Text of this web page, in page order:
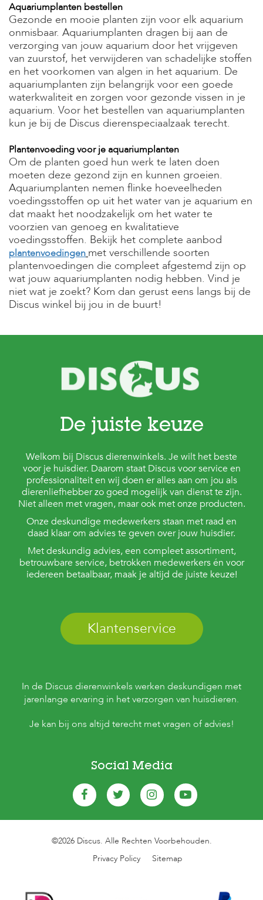
B
l
o
g
W
i
n
k
e
l
W
e
b
s
h
o
p
K
l
a
n
t
e
n
Aquariumplanten bestellen
Gezonde en mooie planten zijn voor elk aquarium
onmisbaar. Aquariumplanten dragen bij aan de
verzorging van jouw aquarium door het vrijgeven
van zuurstof, het verwijderen van schadelijke stoffen
en het voorkomen van algen in het aquarium. De
aquariumplanten zijn belangrijk voor een goede
waterkwaliteit en zorgen voor gezonde vissen in je
aquarium. Voor het bestellen van aquariumplanten
kun je bij de Discus dierenspeciaalzaak terecht.
Plantenvoeding voor je aquariumplanten
Om de planten goed hun werk te laten doen
moeten deze gezond zijn en kunnen groeien.
Aquariumplanten nemen flinke hoeveelheden
voedingsstoffen op uit het water van je aquarium en
dat maakt het noodzakelijk om het water te
voorzien van genoeg en kwalitatieve
voedingsstoffen. Bekijk het complete aanbod
plantenvoedingen met verschillende soorten
plantenvoedingen die compleet afgestemd zijn op
wat jouw aquariumplanten nodig hebben. Vind je
niet wat je zoekt? Kom dan gerust eens langs bij de
Discus winkel bij jou in de buurt!
De juiste keuze
Welkom bij Discus dierenwinkels. Je wilt het beste
voor je huisdier. Daarom staat Discus voor service en
professionaliteit en wij doen er alles aan om jou als
dierenliefhebber zo goed mogelijk van dienst te zijn.
Niet alleen met vragen, maar ook met onze producten.
Onze deskundige medewerkers staan met raad en
daad klaar om advies te geven over jouw huisdier.
Met deskundig advies, een compleet assortiment,
betrouwbare service, betrokken medewerkers én voor
iedereen betaalbaar, maak je altijd de juiste keuze!
Klantenservice
In de Discus dierenwinkels werken deskundigen met
jarenlange ervaring in het verzorgen van huisdieren.
Je kan bij ons altijd terecht met vragen of advies!
Social Media
©2026 Discus. Alle Rechten Voorbehouden.
Privacy Policy
Sitemap